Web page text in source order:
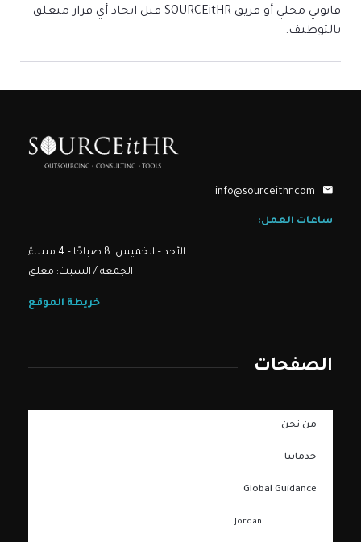
قانوني محلي أو فريق SOURCEitHR قبل اتخاذ أي قرار متعلق
بالتوظيف.
info@sourceithr.com
ساعات العمل:
الأحد – الخميس: 8 صباحًا – 4 مساءً
الجمعة / السبت: مغلق
خريطة الموقع
الصفحات
من نحن
خدماتنا
Global Guidance
Jordan